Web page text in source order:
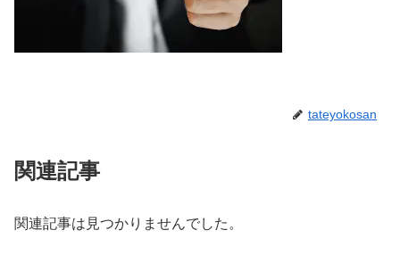
tateyokosan
関連記事
関連記事は見つかりませんでした。